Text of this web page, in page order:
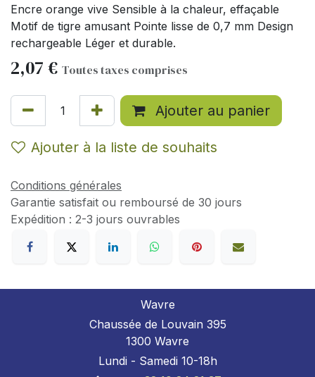
Encre orange vive Sensible à la chaleur, effaçable
Motif de tigre amusant Pointe lisse de 0,7 mm Design
rechargeable Léger et durable.
2,07 € Toutes taxes comprises
Ajouter au panier
Ajouter à la liste de souhaits
Conditions générales
Garantie satisfait ou remboursé de 30 jours
Expédition : 2-3 jours ouvrables
Wavre
Chaussée de Louvain 395
1300 Wavre
Lundi - Samedi 10-18h